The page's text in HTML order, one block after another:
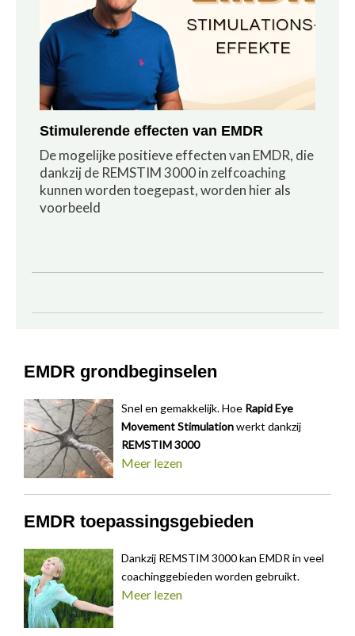
Stimulerende effecten van EMDR
De mogelijke positieve effecten van EMDR, die
dankzij de REMSTIM 3000 in zelfcoaching
kunnen worden toegepast, worden hier als
voorbeeld
EMDR grondbeginselen
Snel en gemakkelijk. Hoe Rapid Eye
Movement Stimulationwerkt dankzij
REMSTIM 3000
Meer lezen
EMDR toepassingsgebieden
Dankzij REMSTIM 3000 kan EMDR in veel
coachinggebieden worden gebruikt.
Meer lezen